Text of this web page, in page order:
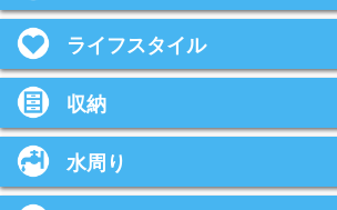
ライフスタイル
収納
水周り